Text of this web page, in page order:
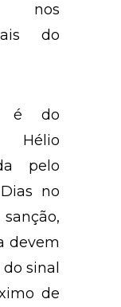
nos
do
é do
Hélio
pelo
no
devem
sinal
de